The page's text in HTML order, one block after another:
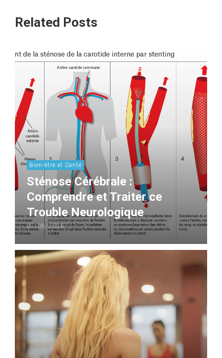
Related Posts
Bien-être et Santé
Sténose Cérébrale :
Comprendre et Traiter ce
Trouble Neurologique
07/08/2026